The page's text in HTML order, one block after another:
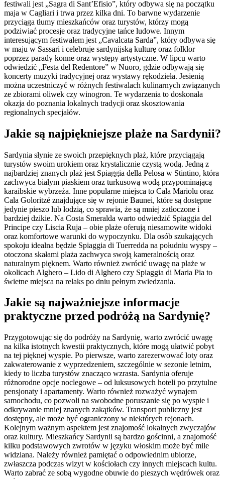
festiwali jest „Sagra di Sant’Efisio”, który odbywa się na początku
maja w Cagliari i trwa przez kilka dni. To barwne wydarzenie
przyciąga tłumy mieszkańców oraz turystów, którzy mogą
podziwiać procesje oraz tradycyjne tańce ludowe. Innym
interesującym festiwalem jest „Cavalcata Sarda”, który odbywa się
w maju w Sassari i celebruje sardynijską kulturę oraz folklor
poprzez parady konne oraz występy artystyczne. W lipcu warto
odwiedzić „Festa del Redentore” w Nuoro, gdzie odbywają się
koncerty muzyki tradycyjnej oraz wystawy rękodzieła. Jesienią
można uczestniczyć w różnych festiwalach kulinarnych związanych
ze zbiorami oliwek czy winogron. Te wydarzenia to doskonała
okazja do poznania lokalnych tradycji oraz skosztowania
regionalnych specjałów.
Jakie są najpiękniejsze plaże na Sardynii?
Sardynia słynie ze swoich przepięknych plaż, które przyciągają
turystów swoim urokiem oraz krystalicznie czystą wodą. Jedną z
najbardziej znanych plaż jest Spiaggia della Pelosa w Stintino, która
zachwyca białym piaskiem oraz turkusową wodą przypominającą
karaibskie wybrzeża. Inne popularne miejsca to Cala Mariolu oraz
Cala Goloritzé znajdujące się w rejonie Baunei, które są dostępne
jedynie pieszo lub łodzią, co sprawia, że są mniej zatłoczone i
bardziej dzikie. Na Costa Smeralda warto odwiedzić Spiaggia del
Principe czy Liscia Ruja – obie plaże oferują niesamowite widoki
oraz komfortowe warunki do wypoczynku. Dla osób szukających
spokoju idealna będzie Spiaggia di Tuerredda na południu wyspy –
otoczona skałami plaża zachwyca swoją kameralnością oraz
naturalnym pięknem. Warto również zwrócić uwagę na plaże w
okolicach Alghero – Lido di Alghero czy Spiaggia di Maria Pia to
świetne miejsca na relaks po dniu pełnym zwiedzania.
Jakie są najważniejsze informacje
praktyczne przed podróżą na Sardynię?
Przygotowując się do podróży na Sardynię, warto zwrócić uwagę
na kilka istotnych kwestii praktycznych, które mogą ułatwić pobyt
na tej pięknej wyspie. Po pierwsze, warto zarezerwować loty oraz
zakwaterowanie z wyprzedzeniem, szczególnie w sezonie letnim,
kiedy to liczba turystów znacząco wzrasta. Sardynia oferuje
różnorodne opcje noclegowe – od luksusowych hoteli po przytulne
pensjonaty i apartamenty. Warto również rozważyć wynajem
samochodu, co pozwoli na swobodne poruszanie się po wyspie i
odkrywanie mniej znanych zakątków. Transport publiczny jest
dostępny, ale może być ograniczony w niektórych rejonach.
Kolejnym ważnym aspektem jest znajomość lokalnych zwyczajów
oraz kultury. Mieszkańcy Sardynii są bardzo gościnni, a znajomość
kilku podstawowych zwrotów w języku włoskim może być mile
widziana. Należy również pamiętać o odpowiednim ubiorze,
zwłaszcza podczas wizyt w kościołach czy innych miejscach kultu.
Warto zabrać ze sobą wygodne obuwie do pieszych wędrówek oraz